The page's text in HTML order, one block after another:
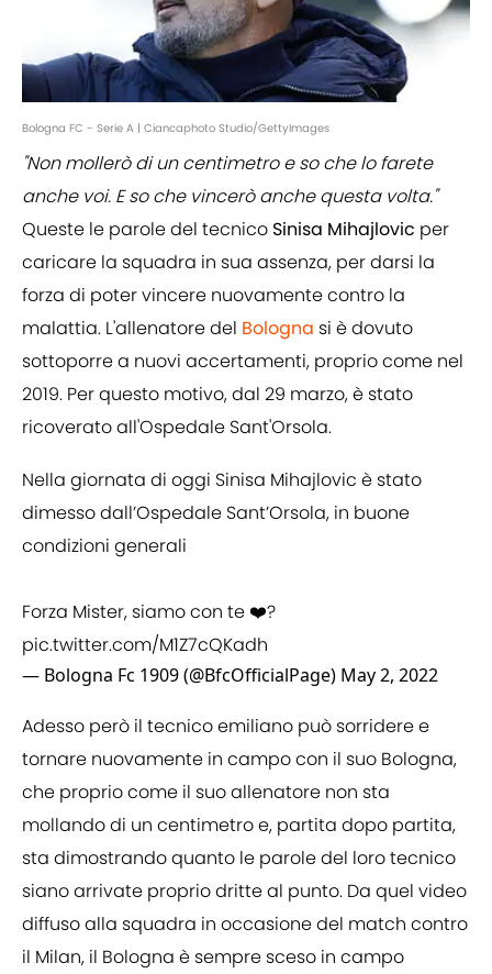
Bologna FC - Serie A | Ciancaphoto Studio/GettyImages
"Non mollerò di un centimetro e so che lo farete
anche voi. E so che vincerò anche questa volta."
Queste le parole del tecnico Sinisa Mihajlovic per
caricare la squadra in sua assenza, per darsi la
forza di poter vincere nuovamente contro la
malattia. L'allenatore del Bologna si è dovuto
sottoporre a nuovi accertamenti, proprio come nel
2019. Per questo motivo, dal 29 marzo, è stato
ricoverato all'Ospedale Sant'Orsola.
Nella giornata di oggi Sinisa Mihajlovic è stato
dimesso dall’Ospedale Sant’Orsola, in buone
condizioni generali
Forza Mister, siamo con te ❤️?
pic.twitter.com/M1Z7cQKadh
— Bologna Fc 1909 (@BfcOfficialPage) May 2, 2022
Adesso però il tecnico emiliano può sorridere e
tornare nuovamente in campo con il suo Bologna,
che proprio come il suo allenatore non sta
mollando di un centimetro e, partita dopo partita,
sta dimostrando quanto le parole del loro tecnico
siano arrivate proprio dritte al punto. Da quel video
diffuso alla squadra in occasione del match contro
il Milan, il Bologna è sempre sceso in campo